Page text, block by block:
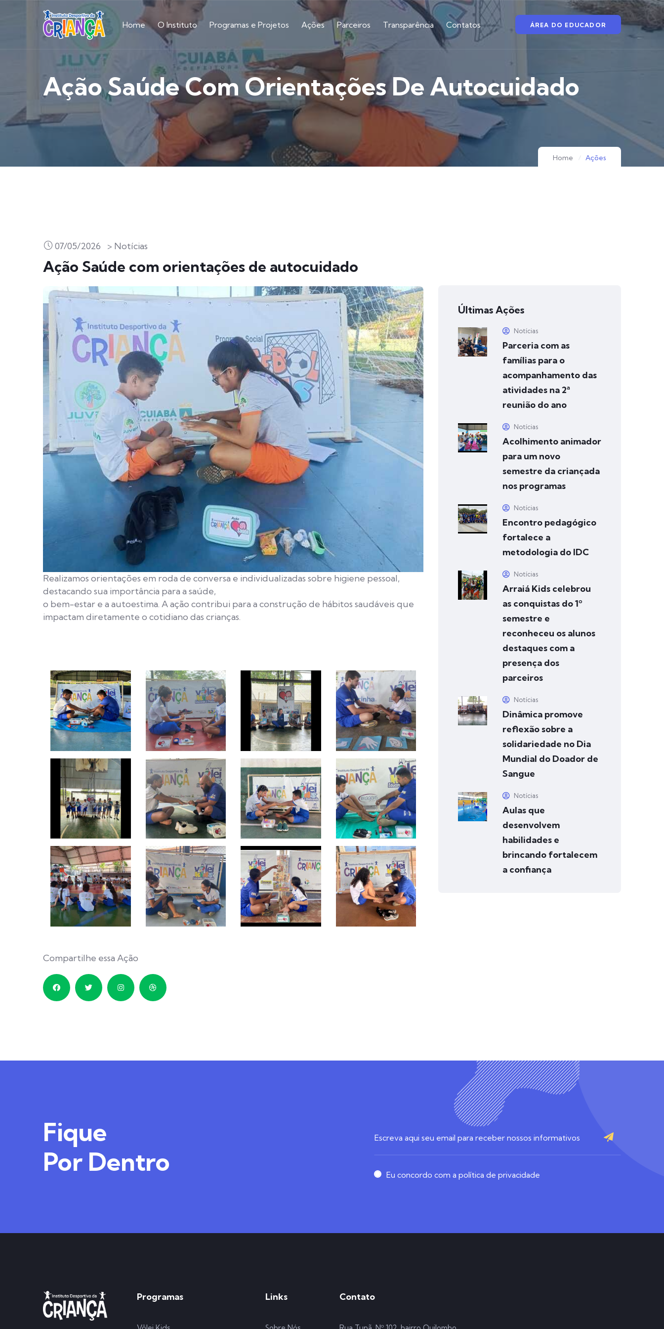
Home O Instituto Programas e Projetos Ações Parceiros Transparência Contatos ÁREA DO EDUCADOR
Ação Saúde Com Orientações De Autocuidado
Home Ações
07/05/2026 > Notícias
Ação Saúde com orientações de autocuidado
Realizamos orientações em roda de conversa e individualizadas sobre higiene pessoal,
destacando sua importância para a saúde,
o bem-estar e a autoestima. A ação contribui para a construção de hábitos saudáveis que
impactam diretamente o cotidiano das crianças.
Compartilhe essa Ação
Últimas Ações
Notícias
Parceria com as
famílias para o
acompanhamento das
atividades na 2ª
reunião do ano
Notícias
Acolhimento animador
para um novo
semestre da criançada
nos programas
Notícias
Encontro pedagógico
fortalece a
metodologia do IDC
Notícias
Arraiá Kids celebrou
as conquistas do 1º
semestre e
reconheceu os alunos
destaques com a
presença dos
parceiros
Notícias
Dinâmica promove
reflexão sobre a
solidariedade no Dia
Mundial do Doador de
Sangue
Notícias
Aulas que
desenvolvem
habilidades e
brincando fortalecem
a confiança
Fique
Por Dentro
Eu concordo com a política de privacidade
Programas Links Contato